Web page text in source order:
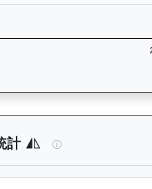
的出賽次數與入
看各騎師策騎此馬
計 精益飛駒（